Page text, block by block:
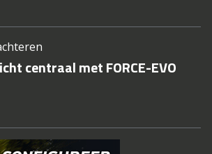
centraal met FORCE-EVO